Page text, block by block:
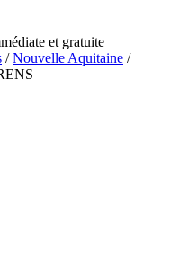
et gratuite
/Nouvelle Aquitaine /